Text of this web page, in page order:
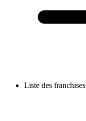
Liste des franchises